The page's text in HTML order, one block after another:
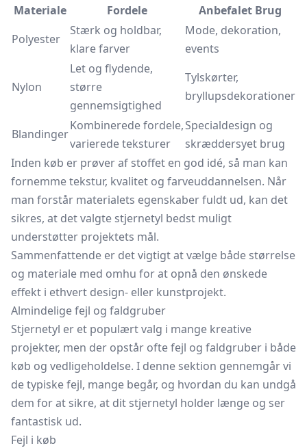
Materiale
Fordele
Anbefalet Brug
Polyester
Stærk og holdbar,
klare farver
Mode, dekoration,
events
Nylon
Let og flydende,
større
gennemsigtighed
Tylskørter,
bryllupsdekorationer
Blandinger
Kombinerede fordele,
varierede teksturer
Specialdesign og
skræddersyet brug
Inden køb er prøver af stoffet en god idé, så man kan
fornemme tekstur, kvalitet og farveuddannelsen. Når
man forstår materialets egenskaber fuldt ud, kan det
sikres, at det valgte stjernetyl bedst muligt
understøtter projektets mål.
Sammenfattende er det vigtigt at vælge både størrelse
og materiale med omhu for at opnå den ønskede
effekt i ethvert design- eller kunstprojekt.
Almindelige fejl og faldgruber
Stjernetyl er et populært valg i mange kreative
projekter, men der opstår ofte fejl og faldgruber i både
køb og vedligeholdelse. I denne sektion gennemgår vi
de typiske fejl, mange begår, og hvordan du kan undgå
dem for at sikre, at dit stjernetyl holder længe og ser
fantastisk ud.
Fejl i køb